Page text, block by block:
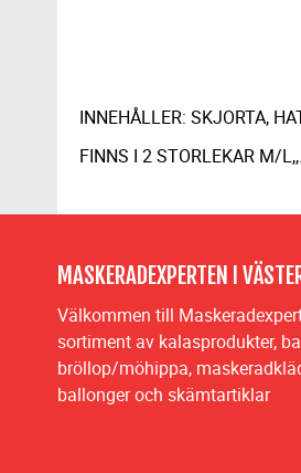
INNEHÅLLER: SKJORTA,
FINNS I 2 STORLEKAR M/
MASKERADEXPERTEN I
Välkommen till
sortiment av kalasprodukter,
bröllop/möhippa,
ballonger och skämtartiklar